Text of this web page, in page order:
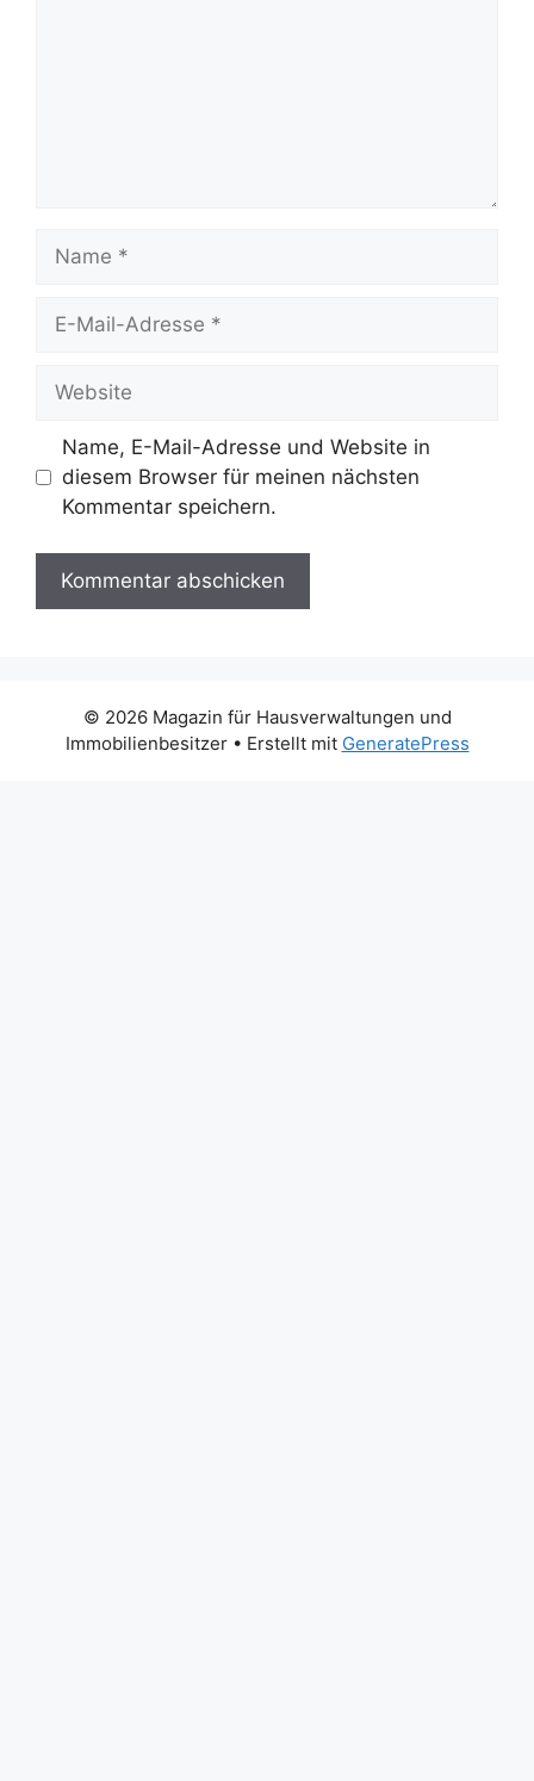
Name
Website
Name, E-Mail-Adresse und Website in
diesem Browser für meinen nächsten
Kommentar speichern.
© 2026 Magazin für Hausverwaltungen und
Immobilienbesitzer• Erstellt mit GeneratePress